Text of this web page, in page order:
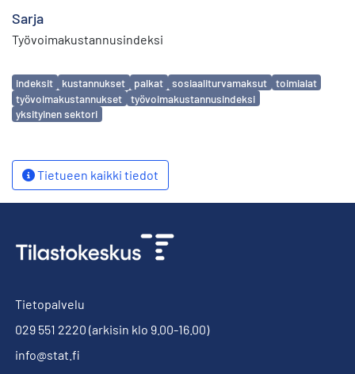
Sarja
Työvoimakustannusindeksi
Avainsanat
indeksit kustannukset palkat sosiaaliturvamaksut
toimialat
työvoimakustannukset
työvoimakustannusindeksi
yksityinen sektori
Tietueen kaikki tiedot
Tietopalvelu
029 551 2220 (arkisin klo 9.00-16.00)
info@stat.fi